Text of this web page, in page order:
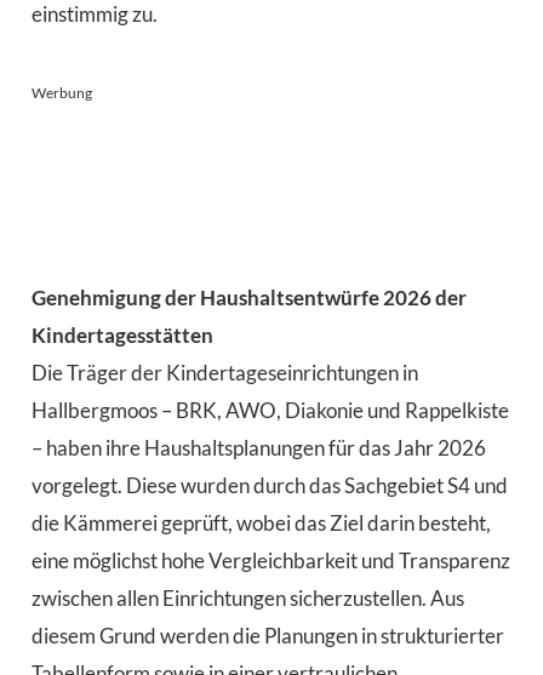
einstimmig zu.
Werbung
Genehmigung der Haushaltsentwürfe 2026 der
Kindertagesstätten
Die Träger der Kindertageseinrichtungen in
Hallbergmoos – BRK, AWO, Diakonie und Rappelkiste
– haben ihre Haushaltsplanungen für das Jahr 2026
vorgelegt. Diese wurden durch das Sachgebiet S4 und
die Kämmerei geprüft, wobei das Ziel darin besteht,
eine möglichst hohe Vergleichbarkeit und Transparenz
zwischen allen Einrichtungen sicherzustellen. Aus
diesem Grund werden die Planungen in strukturierter